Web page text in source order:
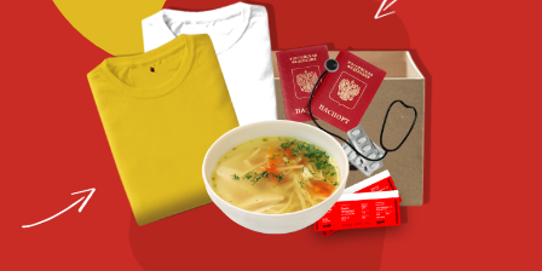
Благотворительная